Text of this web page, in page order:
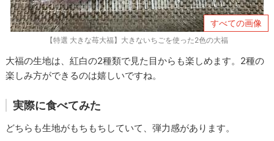
すべての画像
【特選 大きな苺大福】大きないちごを使った2色の大福
大福の生地は、紅白の2種類で見た目からも楽しめます。2種の
楽しみ方ができるのは嬉しいですね。
実際に食べてみた
どちらも生地がもちもちしていて、弾力感があります。